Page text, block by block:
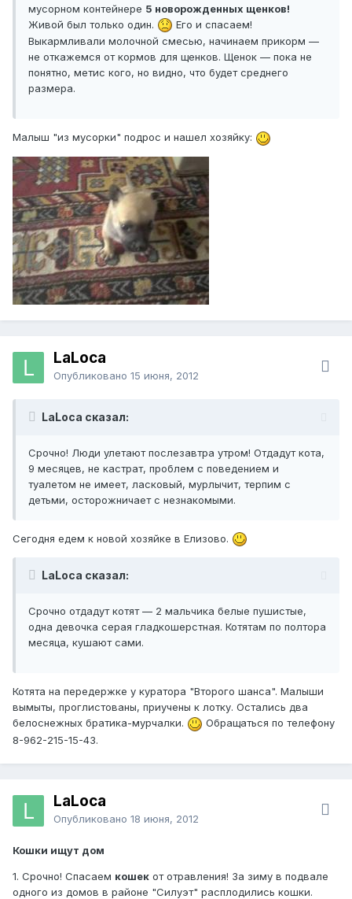
мусорном контейнере 5 новорожденных щенков!
Живой был только один.
Его и спасаем!
Выкармливали молочной смесью, начинаем прикорм —
не откажемся от кормов для щенков. Щенок — пока не
понятно, метис кого, но видно, что будет среднего
размера.
Малыш "из мусорки" подрос и нашел хозяйку:
LaLoca
Опубликовано 15 июня, 2012
LaLoca сказал:
Срочно! Люди улетают послезавтра утром! Отдадут кота,
9 месяцев, не кастрат, проблем с поведением и
туалетом не имеет, ласковый, мурлычит, терпим с
детьми, осторожничает с незнакомыми.
Сегодня едем к новой хозяйке в Елизово.
LaLoca сказал:
Срочно отдадут котят — 2 мальчика белые пушистые,
одна девочка серая гладкошерстная. Котятам по полтора
месяца, кушают сами.
Котята на передержке у куратора "Второго шанса". Малыши
вымыты, проглистованы, приучены к лотку. Остались два
белоснежных братика-мурчалки.
Обращаться по телефону
8-962-215-15-43.
LaLoca
Опубликовано 18 июня, 2012
Кошки ищут дом
1. Срочно! Спасаем кошек от отравления! За зиму в подвале
одного из домов в районе "Силуэт" расплодились кошки.